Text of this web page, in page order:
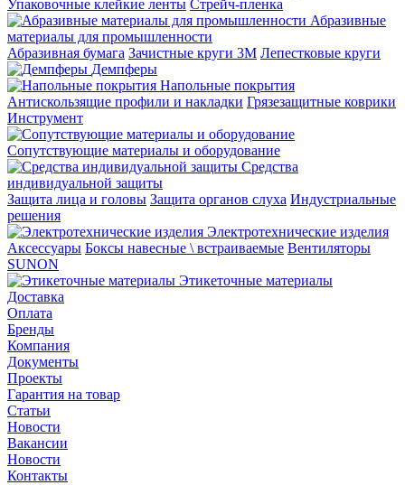
Упаковочные клейкие ленты Стрейч-пленка
Абразивные
материалы для промышленности
Абразивная бумага Зачистные круги 3М Лепестковые круги
Демпферы
Напольные покрытия
Aнтискользящие профили и накладки Грязезащитные коврики
Инструмент
Сопутствующие материалы и оборудование
Средства
индивидуальной защиты
Защита лица и головы Защита органов слуха Индустриальные
решения
Электротехнические изделия
Аксессуары Боксы навесные \ встраиваемые Вентиляторы
SUNON
Этикеточные материалы
Доставка
Оплата
Бренды
Компания
Документы
Проекты
Гарантия на товар
Статьи
Новости
Вакансии
Новости
Контакты